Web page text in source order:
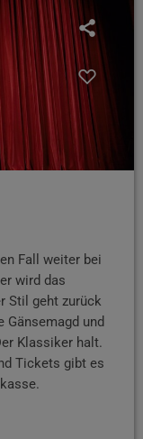
Fall weiter bei
wird das
Stil geht zurück
Gänsemagd und
Klassiker halt.
Tickets gibt es